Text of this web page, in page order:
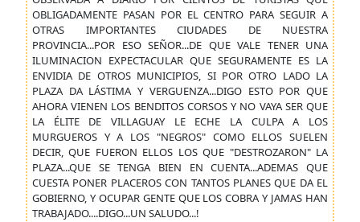
OBLIGADAMENTE PASAN POR EL CENTRO PARA SEGUIR A
OTRAS IMPORTANTES CIUDADES DE NUESTRA
PROVINCIA...POR ESO SEÑOR...DE QUE VALE TENER UNA
ILUMINACION EXPECTACULAR QUE SEGURAMENTE ES LA
ENVIDIA DE OTROS MUNICIPIOS, SI POR OTRO LADO LA
PLAZA DA LÁSTIMA Y VERGUENZA...DIGO ESTO POR QUE
AHORA VIENEN LOS BENDITOS CORSOS Y NO VAYA SER QUE
LA ÉLITE DE VILLAGUAY LE ECHE LA CULPA A LOS
MURGUEROS Y A LOS "NEGROS" COMO ELLOS SUELEN
DECIR, QUE FUERON ELLOS LOS QUE "DESTROZARON" LA
PLAZA...QUE SE TENGA BIEN EN CUENTA...ADEMAS QUE
CUESTA PONER PLACEROS CON TANTOS PLANES QUE DA EL
GOBIERNO, Y OCUPAR GENTE QUE LOS COBRA Y JAMAS HAN
TRABAJADO....DIGO...UN SALUDO...!